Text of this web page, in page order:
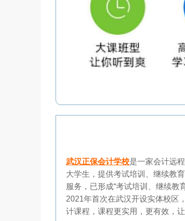
武汉正保会计学校是一家会计远
大学生，提供考试培训、继续教
服务，已形成“考试培训、继续教
2021年首次在武汉开设实体校区
计课程，课程更实用，更有效，让